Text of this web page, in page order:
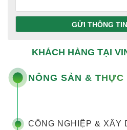
GỬI THÔNG
KHÁCH HÀNG TẠI
NÔNG SẢN & THỰC
CÔNG NGHIỆP & XÂY